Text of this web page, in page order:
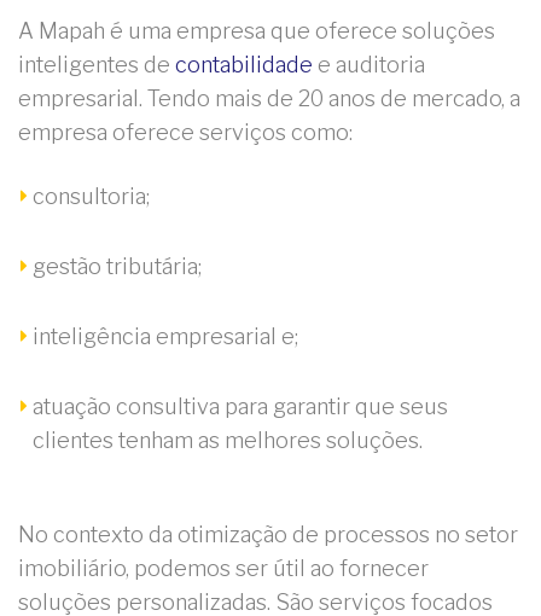
A Mapah é uma empresa que oferece soluções
inteligentes de contabilidade e auditoria
empresarial. Tendo mais de 20 anos de mercado, a
empresa oferece serviços como:
consultoria;
gestão tributária;
inteligência empresarial e;
atuação consultiva para garantir que seus
clientes tenham as melhores soluções.
No contexto da otimização de processos no setor
imobiliário, podemos ser útil ao fornecer
soluções personalizadas. São serviços focados